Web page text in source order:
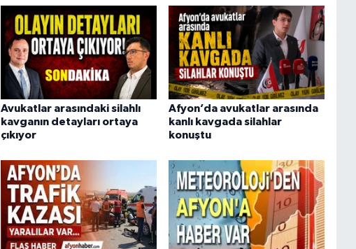
Avukatlar arasındaki silahlı
kavganın detayları ortaya
çıkıyor
Afyon’da avukatlar arasında
kanlı kavgada silahlar
konuştu